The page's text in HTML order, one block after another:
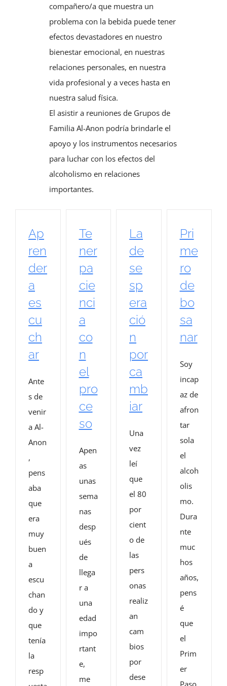
compañero/a que muestra un
problema con la bebida puede tener
efectos devastadores en nuestro
bienestar emocional, en nuestras
relaciones personales, en nuestra
vida profesional y a veces hasta en
nuestra salud física.
El asistir a reuniones de Grupos de
Familia Al-Anon podría brindarle el
apoyo y los instrumentos necesarios
para luchar con los efectos del
alcoholismo en relaciones
importantes.
Ap
ren
der
a
es
cu
ch
ar
Ante
s de
venir
a Al-
Anon
,
pens
aba
que
era
muy
buen
a
escu
chan
do y
que
tenía
la
resp
Te
ner
pa
cie
nci
a
co
n
el
pro
ce
so
Apen
as
unas
sema
nas
desp
ués
de
llega
r a
una
edad
impo
rtant
e,
me
La
de
se
sp
era
ció
n
por
ca
mb
iar
Una
vez
leí
que
el 80
por
cient
o de
las
pers
onas
realiz
an
cam
bios
por
dese
Pri
me
ro
de
bo
sa
nar
Soy
incap
az de
afron
tar
sola
el
alcoh
olis
mo.
Dura
nte
muc
hos
años,
pens
é
que
el
Prim
er
Paso